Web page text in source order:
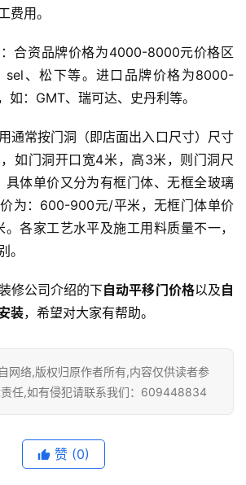
费用。
合资品牌价格为4000-8000元价格区
sel、松下等。进口品牌价格为8000-
如：GMT、瑞可达、史丹利等。
通常按门洞（即店面出入口尺寸）尺寸
如门洞开口宽4米，高3米，则门洞尺
体单价又分为有框门体、无框全玻璃
为：600-900元/平米，无框门体单价
各家工艺水平及施工用料质量不一，
。
修公司介绍的下自动平移门价格以及自
装，希望对大家有帮助。
网络,版权归原作者所有,内容仅供读者参
任,如有侵犯请联系我们：609448834
赞 (0)